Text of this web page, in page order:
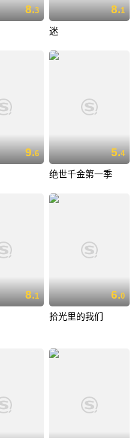
8.3 8.1
迷
9.6 5.4
绝世千金第一季
8.1 6.0
拾光里的我们